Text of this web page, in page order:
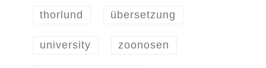
thorlund übersetzung
university zoonosen